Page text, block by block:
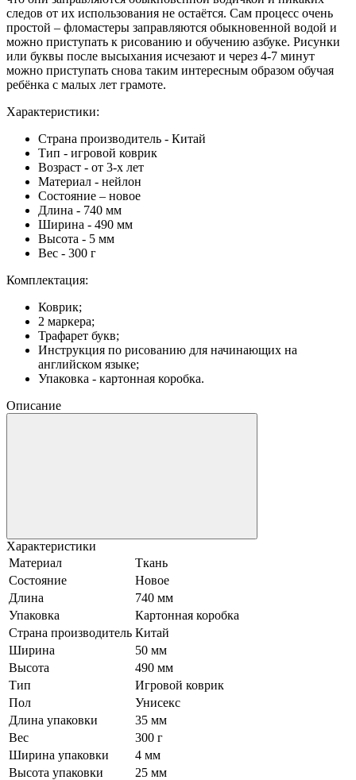
следов от их использования не остаётся. Сам процесс очень
простой – фломастеры заправляются обыкновенной водой и
можно приступать к рисованию и обучению азбуке. Рисунки
или буквы после высыхания исчезают и через 4-7 минут
можно приступать снова таким интересным образом обучая
ребёнка с малых лет грамоте.
Характеристики:
Страна производитель - Китай
Тип - игровой коврик
Возраст - от 3-х лет
Материал - нейлон
Состояние – новое
Длина - 740 мм
Ширина - 490 мм
Высота - 5 мм
Вес - 300 г
Комплектация:
Коврик;
2 маркера;
Трафарет букв;
Инструкция по рисованию для начинающих на
английском языке;
Упаковка - картонная коробка.
Описание
Характеристики
Материал
Ткань
Состояние
Новое
Длина
740 мм
Упаковка
Картонная коробка
Страна производитель Китай
Ширина
50 мм
Высота
490 мм
Тип
Игровой коврик
Пол
Унисекс
Длина упаковки
35 мм
Вес
300 г
Ширина упаковки
4 мм
Высота упаковки
25 мм